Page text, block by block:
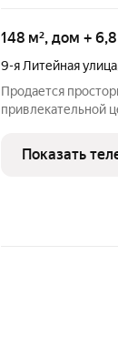
148 м², дом +
9-я Литейная улица
Продается
привлекательной
пятикомнатный с
кв.м, из которых
Показать